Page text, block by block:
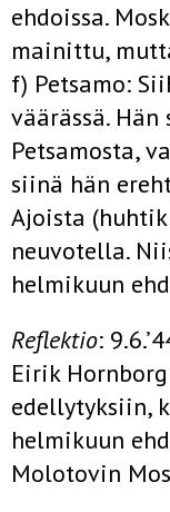
ehdoissa.
mainittu,
f) Petsamo:
väärässä.
Petsamosta,
siinä hän
Ajoista
neuvotella.
helmikuun
Reflektio:
Eirik
edellytyksiin,
helmikuun
Molotovin